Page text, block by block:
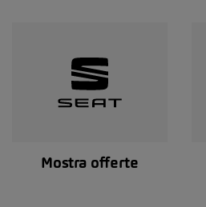
Mostra offerte